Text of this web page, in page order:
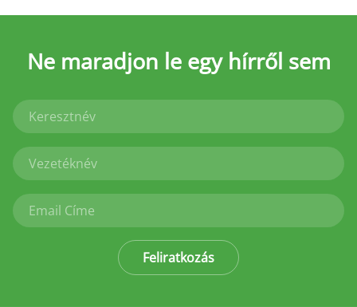
Ne maradjon le egy hírről sem
Feliratkozás